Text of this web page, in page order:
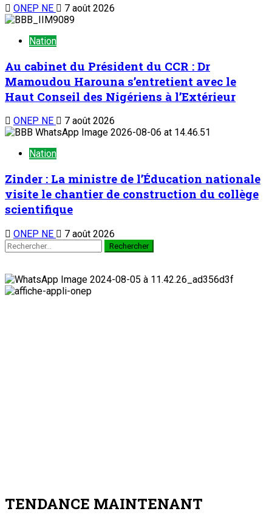
ONEP NE 7 août 2026
Nation
Au cabinet du Président du CCR : Dr
Mamoudou Harouna s’entretient avec le
Haut Conseil des Nigériens à l’Extérieur
ONEP NE 7 août 2026
Nation
Zinder : La ministre de l’Éducation nationale
visite le chantier de construction du collège
scientifique
ONEP NE 7 août 2026
TENDANCE MAINTENANT